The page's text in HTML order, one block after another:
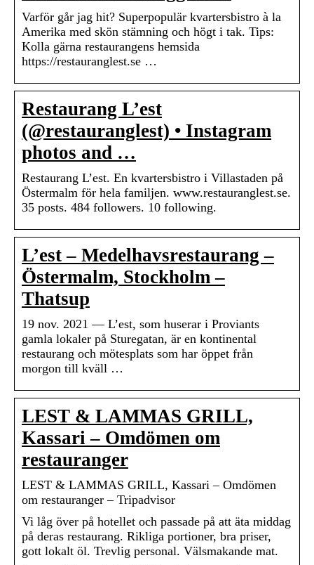
Varför går jag hit? Superpopulär kvartersbistro à la
Amerika med skön stämning och högt i tak. Tips:
Kolla gärna restaurangens hemsida
https://restauranglest.se …
Restaurang L’est
(@restauranglest) • Instagram
photos and …
Restaurang L’est. En kvartersbistro i Villastaden på
Östermalm för hela familjen. www.restauranglest.se.
35 posts. 484 followers. 10 following.
L’est – Medelhavsrestaurang –
Östermalm, Stockholm –
Thatsup
19 nov. 2021 — L’est, som huserar i Proviants
gamla lokaler på Sturegatan, är en kontinental
restaurang och mötesplats som har öppet från
morgon till kväll …
LEST & LAMMAS GRILL,
Kassari – Omdömen om
restauranger
LEST & LAMMAS GRILL, Kassari – Omdömen
om restauranger – Tripadvisor
Vi låg över på hotellet och passade på att äta middag
på deras restaurang. Rikliga portioner, bra priser,
gott lokalt öl. Trevlig personal. Välsmakande mat.